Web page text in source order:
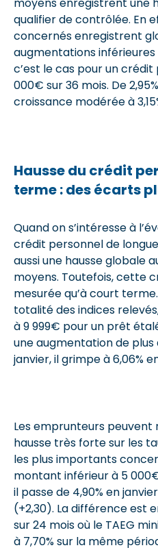
qualifier de contrôlée. En
concernés enregistrent
augmentations
c’est le cas pour un crédit
000€ sur 36 mois. De
croissance modérée à
Hausse du crédit
terme : des écarts
Quand on s’intéresse à
crédit personnel de
aussi une hausse globale
moyens. Toutefois, cette
mesurée qu’à court
totalité des indices
à 9 999€ pour un prêt
une augmentation de plus
janvier, il grimpe à 6,06%
Les emprunteurs
hausse très forte sur les
les plus importants
montant inférieur à 5
il passe de 4,90% en
(+2,30). La différence est
sur 24 mois où le TAEG
à 7,70% sur la même